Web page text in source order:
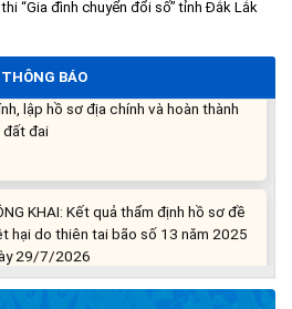
“Gia đình chuyển đổi số” tỉnh Đắk Lắk
THÔNG BÁO
đoạn lừa đảo thông qua công tác
lập hồ sơ địa chính và hoàn thành
đất đai
KHAI: Kết quả thẩm định hồ sơ đề
hại do thiên tai bão số 13 năm 2025
29/7/2026